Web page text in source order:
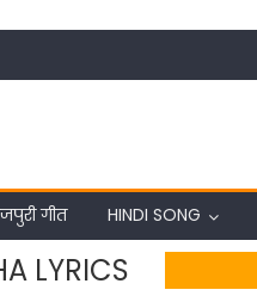
गीत HINDI SONG
LYRICS